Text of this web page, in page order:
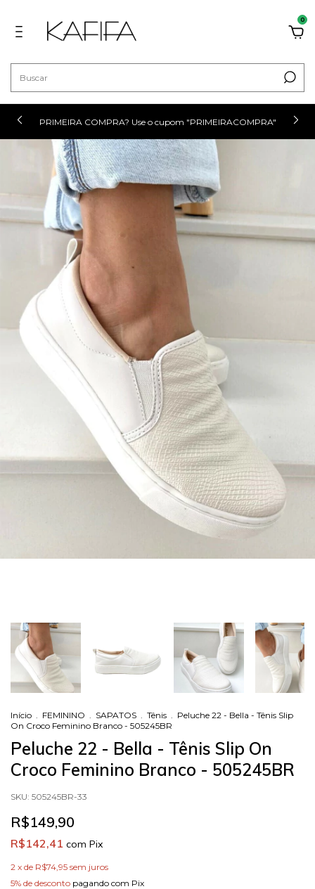
0
PRIMEIRA COMPRA? Use o cupom "PRIMEIRACOMPRA"
Início FEMININO SAPATOS Tênis
Peluche 22 - Bella - Tênis Slip
On Croco Feminino Branco - 505245BR
Peluche 22 - Bella - Tênis Slip On
Croco Feminino Branco - 505245BR
SKU: 505245BR-33
R$149,90
R$142,41 com Pix
2 x de R$74,95 sem juros
5% de desconto pagando com Pix